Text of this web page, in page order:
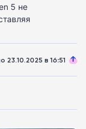
5 не
23.10.2025 в 16:51